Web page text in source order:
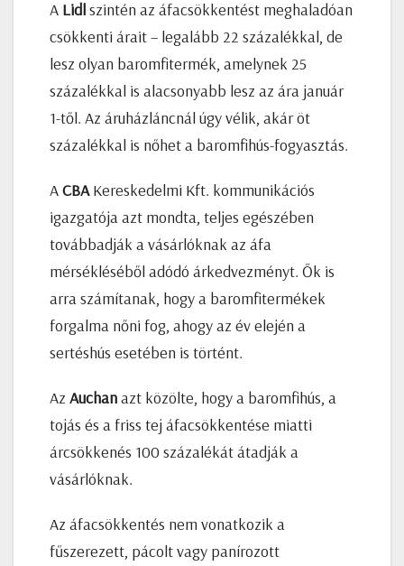
A Lidlszintén az áfacsökkentést meghaladóan
csökkenti árait – legalább 22 százalékkal, de
lesz olyan baromfitermék, amelynek 25
százalékkal is alacsonyabb lesz az ára január
1-től. Az áruházláncnál úgy vélik, akár öt
százalékkal is nőhet a baromfihús-fogyasztás.
ACBAKereskedelmi Kft. kommunikációs
igazgatója azt mondta, teljes egészében
továbbadják a vásárlóknak az áfa
mérsékléséből adódó árkedvezményt. Ők is
arra számítanak, hogy a baromfitermékek
forgalma nőni fog, ahogy az év elején a
sertéshús esetében is történt.
Az Auchanazt közölte, hogy a baromfihús, a
tojás és a friss tej áfacsökkentése miatti
árcsökkenés 100 százalékát átadják a
vásárlóknak.
Az áfacsökkentés nem vonatkozik a
fűszerezett, pácolt vagy panírozott